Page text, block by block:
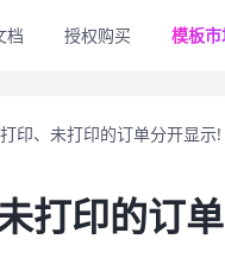
档 授权购买 模板
印、未打印的订单分开显示!
打印的订